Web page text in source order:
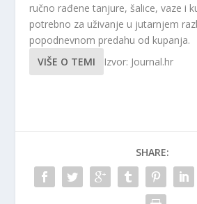
ručno rađene tanjure, šalice, vaze i
potrebno za uživanje u jutarnjem
popodnevnom predahu od kupanja.
VIŠE O TEMI
Izvor: Journal.hr
SHARE: